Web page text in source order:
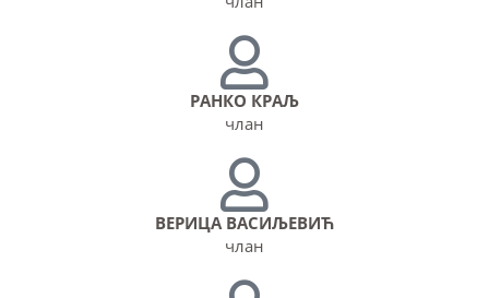
РАНКО КРАЉ
члан
ВЕРИЦА ВАСИЉЕВИЋ
члан